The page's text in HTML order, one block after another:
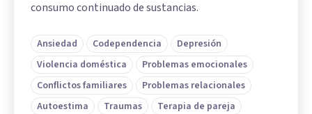
consumo continuado de sustancias.
Ansiedad Codependencia
Depresión
Violencia doméstica
Problemas emocionales
Conflictos familiares
Problemas relacionales
Autoestima
Traumas Terapia de pareja